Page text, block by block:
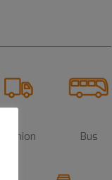
Camion Bus